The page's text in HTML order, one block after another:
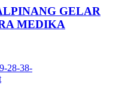
GELAR
MEDIKA